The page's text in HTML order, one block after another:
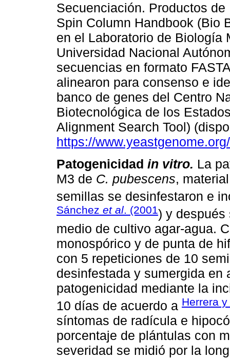
Secuenciación. Productos
Spin Column Handbook (Bio
en el Laboratorio de Biología
Universidad Nacional
secuencias en formato
alinearon para consenso e
banco de genes del Centro
Biotecnológica de los
Alignment Search Tool)
https://
Patogenicidad in vitro. La
M3 de C. pubescens,
semillas se desinfestaron e
Sánchez et al. (2001) y después
medio de cultivo agar-agua.
monospórico y de punta de
con 5 repeticiones de 10
desinfestada y sumergida en
patogenicidad mediante la
10 días de acuerdo a Herrera
síntomas de radícula e
porcentaje de plántulas con
severidad se midió por la